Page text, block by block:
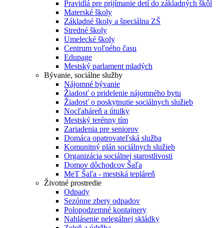
Pravidlá pre prijímanie detí do základných škôl
Materské školy
Základné školy a špeciálna ZŠ
Stredné školy
Umelecké školy
Centrum voľného času
Edupage
Mestský parlament mladých
Bývanie, sociálne služby
Nájomné bývanie
Žiadosť o pridelenie nájomného bytu
Žiadosť o poskytnutie sociálnych služieb
Nocľaháreň a útulky
Mestský terénny tím
Zariadenia pre seniorov
Domáca opatrovateľská služba
Komunitný plán sociálnych služieb
Organizácia sociálnej starostlivosti
Domov dôchodcov Šaľa
MeT Šaľa - mestská tepláreň
Životné prostredie
Odpady
Sezónne zbery odpadov
Polopodzemné kontajnery
Nahlásenie nelegálnej skládky